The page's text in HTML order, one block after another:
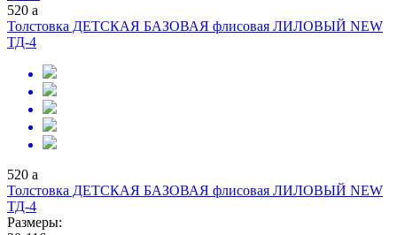
520 a
Толстовка ДЕТСКАЯ БАЗОВАЯ флисовая ЛИЛОВЫЙ NEW
ТД-4
520 a
Толстовка ДЕТСКАЯ БАЗОВАЯ флисовая ЛИЛОВЫЙ NEW
ТД-4
Размеры: